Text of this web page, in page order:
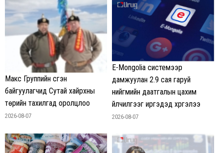
Макс Группийн үүсгэн
байгуулагчид Сутай хайрхны
төрийн тахилгад оролцлоо
2026-08-07
E-Mongolia системээр
дамжуулан 2.9 сая гаруй
нийгмийн даатгалын цахим
үйлчилгээг иргэдэд хүргэлээ
2026-08-07